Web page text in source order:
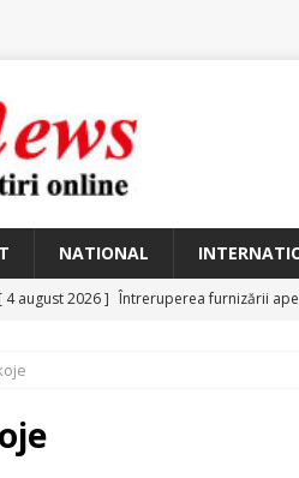
NATIONAL
[ 4 august 2026 ] Întreruperea furnizării
25 martie 1926 – fugit irreparabile tempus
[ 2 august 2026 ]
[ 2 august 2026 ]